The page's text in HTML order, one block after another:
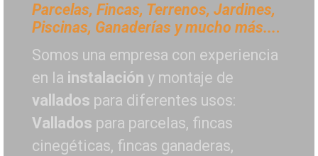
Parcelas, Fincas, Terrenos, Jardines,
Piscinas, Ganaderías y mucho más....
Somos una empresa con experiencia
en la instalación y montaje de
vallados para diferentes usos:
Vallados para parcelas, fincas
cinegéticas, fincas ganaderas,